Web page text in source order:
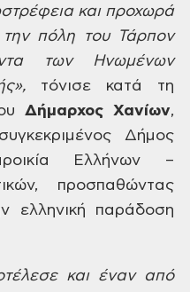
και προχωρά
πόλη τουΤάρπον
των Ηνωμένων
τόνισε κατά τη
ΔήμαρχοςΧανίων,
Δήμος
Ελλήνων –
προσπαθώντας
ελληνική παράδοση
και έναν από